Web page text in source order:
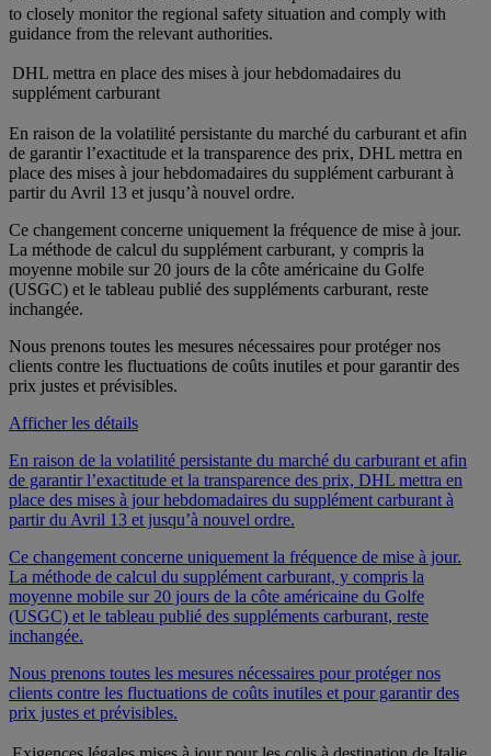
to closely monitor the regional safety situation and comply with
guidance from the relevant authorities.
DHL mettra en place des mises à jour hebdomadaires du
supplément carburant
En raison de la volatilité persistante du marché du carburant et afin
de garantir l’exactitude et la transparence des prix, DHL mettra en
place des mises à jour hebdomadaires du supplément carburant à
partir du Avril 13 et jusqu’à nouvel ordre.
Ce changement concerne uniquement la fréquence de mise à jour.
La méthode de calcul du supplément carburant, y compris la
moyenne mobile sur 20 jours de la côte américaine du Golfe
(USGC) et le tableau publié des suppléments carburant, reste
inchangée.
Nous prenons toutes les mesures nécessaires pour protéger nos
clients contre les fluctuations de coûts inutiles et pour garantir des
prix justes et prévisibles.
Afficher les détails
En raison de la volatilité persistante du marché du carburant et afin
de garantir l’exactitude et la transparence des prix, DHL mettra en
place des mises à jour hebdomadaires du supplément carburant à
partir du Avril 13 et jusqu’à nouvel ordre.
Ce changement concerne uniquement la fréquence de mise à jour.
La méthode de calcul du supplément carburant, y compris la
moyenne mobile sur 20 jours de la côte américaine du Golfe
(USGC) et le tableau publié des suppléments carburant, reste
inchangée.
Nous prenons toutes les mesures nécessaires pour protéger nos
clients contre les fluctuations de coûts inutiles et pour garantir des
prix justes et prévisibles.